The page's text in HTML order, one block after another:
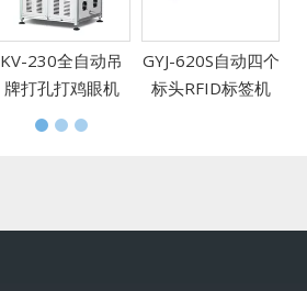
KV-230全自动吊
牌打孔打鸡眼机
GYJ-620S自动四个
标头RFID标签机